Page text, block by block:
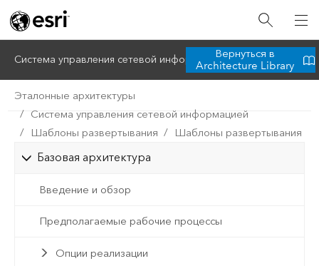
Система управления сетевой информациейВернуться в
Architecture Library
Эталонные архитектуры
Система управления сетевой информацией
Шаблоны развертывания
Шаблоны развертывания
Базовая архитектура
Введение и обзор
Предполагаемые рабочие процессы
Опции реализации